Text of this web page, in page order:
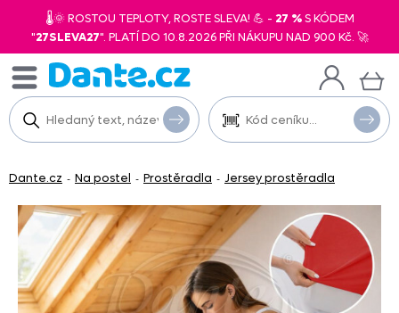
🌡️🌞 ROSTOU TEPLOTY, ROSTE SLEVA! 💪 - 27 %S KÓDEM
"27SLEVA27". PLATÍ DO 10.8.2026 PŘI NÁKUPU NAD 900 Kč. 🚀
Dante.cz - Na postel - Prostěradla - Jersey prostěradla